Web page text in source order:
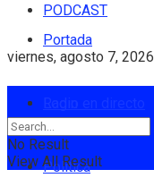
PODCAST
viernes, agosto 7, 2026
Portada
Política
No Result
View All Result